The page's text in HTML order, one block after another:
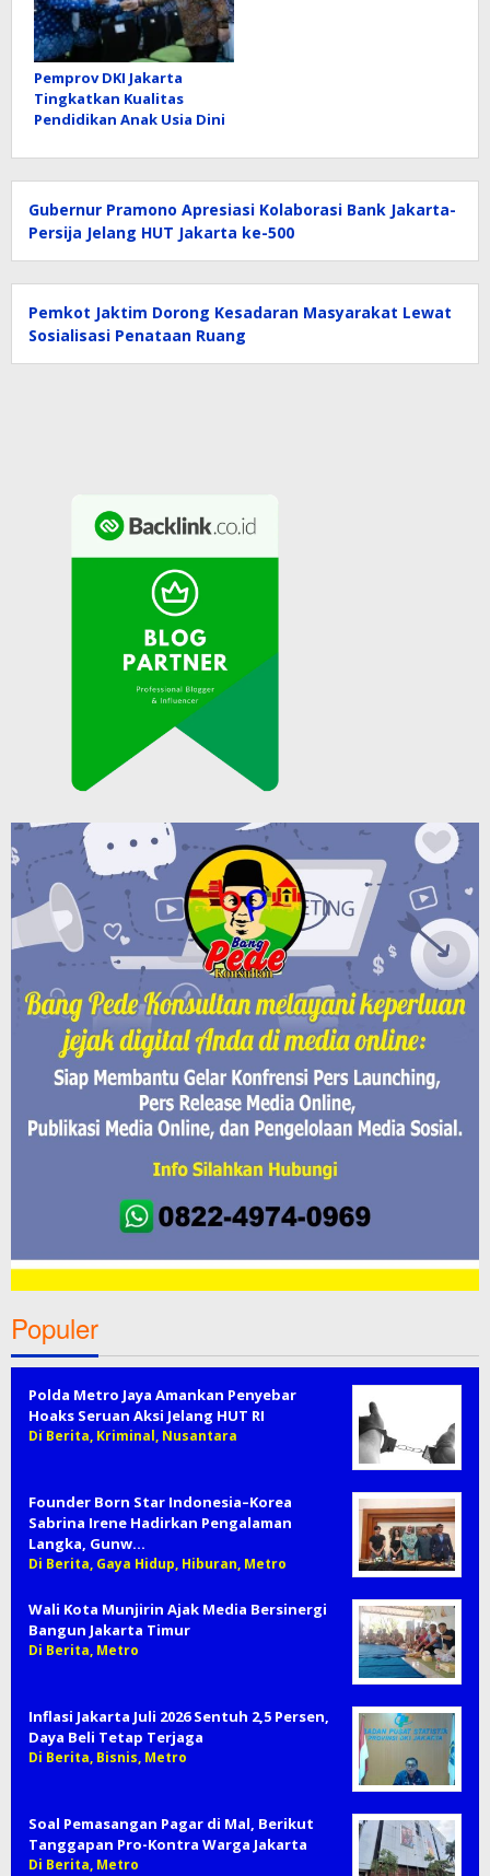
Pemprov DKI Jakarta
Tingkatkan Kualitas
Pendidikan Anak Usia Dini
Gubernur Pramono Apresiasi Kolaborasi Bank Jakarta-
Persija Jelang HUT Jakarta ke-500
Pemkot Jaktim Dorong Kesadaran Masyarakat Lewat
Sosialisasi Penataan Ruang
Populer
Polda Metro Jaya Amankan Penyebar
Hoaks Seruan Aksi Jelang HUT RI
Di Berita, Kriminal, Nusantara
Founder Born Star Indonesia–Korea
Sabrina Irene Hadirkan Pengalaman
Langka, Gunw…
Di Berita, Gaya Hidup, Hiburan, Metro
Wali Kota Munjirin Ajak Media Bersinergi
Bangun Jakarta Timur
Di Berita, Metro
Inflasi Jakarta Juli 2026 Sentuh 2,5 Persen,
Daya Beli Tetap Terjaga
Di Berita, Bisnis, Metro
Soal Pemasangan Pagar di Mal, Berikut
Tanggapan Pro-Kontra Warga Jakarta
Di Berita, Metro